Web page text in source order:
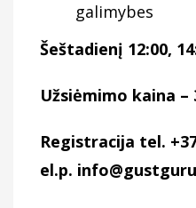
galimybes
Šeštadienį 12:00,
Užsiėmimo kaina –
Registracija tel.
el.p.